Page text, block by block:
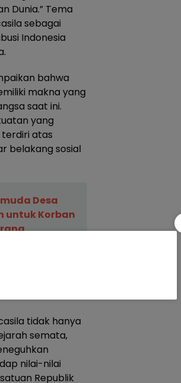
Dunia.” Tema
sebagai
Indonesia
bahwa
makna yang
saat ini.
yang
atas
belakang sosial
Desa
untuk Korban
titik temu yang
Kesatuan
tidak hanya
semata,
nilai-nilai
Republik